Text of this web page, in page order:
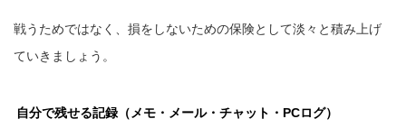
戦うためではなく、損をしないための保険として淡々と積み上げ
ていきましょう。
自分で残せる記録（メモ・メール・チャット・PCログ）